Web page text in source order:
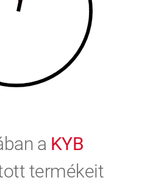
a KYB
termékeit